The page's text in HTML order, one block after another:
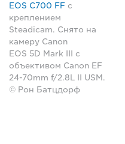
EOS C700 FF с
креплением
Steadicam. Снято на
камеру Canon
EOS 5D Mark III с
объективом Canon EF
24-70mm f/2.8L II USM.
© Рон Батцдорф